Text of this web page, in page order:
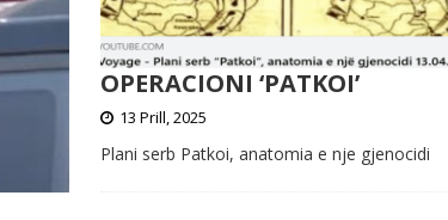
OPERACIONI ‘PATKOI’
13 Prill, 2025
Plani serb Patkoi, anatomia e nje gjenocidi